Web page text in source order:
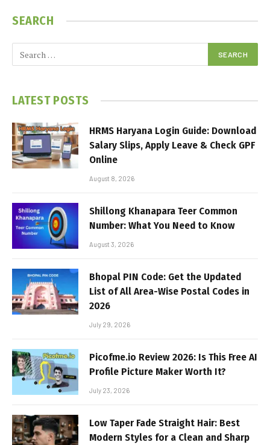
SEARCH
LATEST POSTS
HRMS Haryana Login Guide: Download
Salary Slips, Apply Leave & Check GPF
Online
August 8, 2026
Shillong Khanapara Teer Common
Number: What You Need to Know
August 3, 2026
Bhopal PIN Code: Get the Updated
List of All Area-Wise Postal Codes in
2026
July 29, 2026
Picofme.io Review 2026: Is This Free AI
Profile Picture Maker Worth It?
July 23, 2026
Low Taper Fade Straight Hair: Best
Modern Styles for a Clean and Sharp